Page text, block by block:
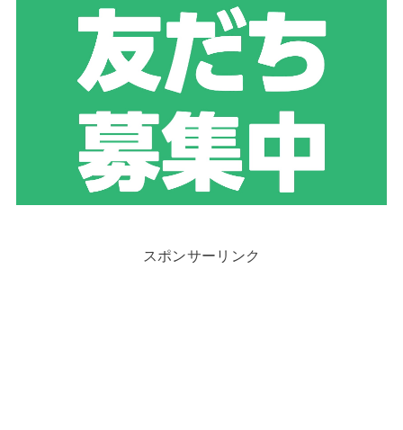
スポンサーリンク